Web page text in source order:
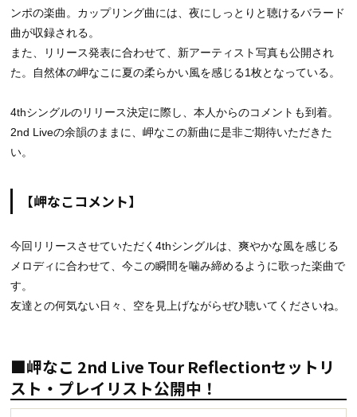
ンポの楽曲。カップリング曲には、夜にしっとりと聴けるバラード
曲が収録される。
また、リリース発表に合わせて、新アーティスト写真も公開され
た。自然体の岬なこに夏の柔らかい風を感じる1枚となっている。
4thシングルのリリース決定に際し、本人からのコメントも到着。
2nd Liveの余韻のままに、岬なこの新曲に是非ご期待いただきた
い。
【岬なこコメント】
今回リリースさせていただく4thシングルは、爽やかな風を感じる
メロディに合わせて、今この瞬間を噛み締めるように歌った楽曲で
す。
友達との何気ない日々、空を見上げながらぜひ聴いてくださいね。
■岬なこ 2nd Live Tour Reflectionセットリ
スト・プレイリスト公開中！